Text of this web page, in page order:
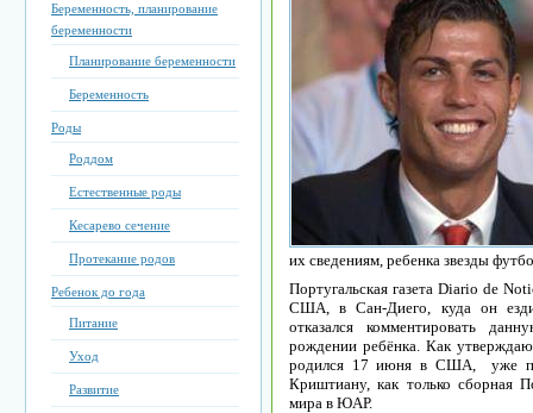
Беременность, планирование
беременности
Планирование беременности
Беременность
Роды
Роддом
Естественные роды
Кесарево сечение
Протекание родов
Ребенок до года
Питание
Уход
Развитие
их сведениям, ребенка звезды
Португальская газета Diario de
США, в Сан-Диего, куда он
отказался комментировать
рождении ребёнка. Как
родился 17 июня в США, уже
Криштиану, как только сборная
мира в ЮАР.